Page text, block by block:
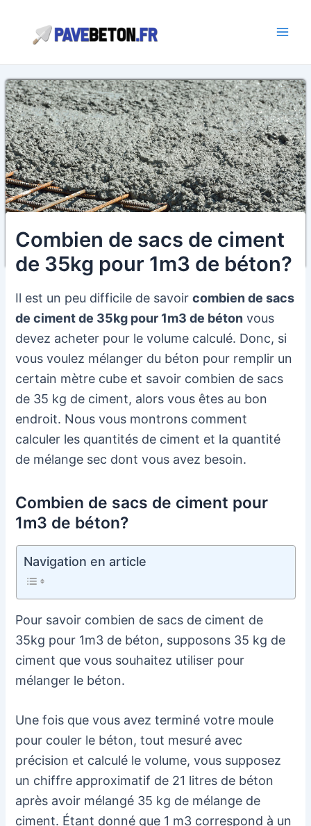
contenu
Combien de sacs de ciment
de 35kg pour 1m3 de béton?
Il est un peu difficile de savoircombien de sacs
de ciment de 35kg pour 1m3 de béton vous
devez acheter pour le volume calculé. Donc, si
vous voulez mélanger du béton pour remplir un
certain mètre cube et savoir combien de sacs
de 35 kg de ciment, alors vous êtes au bon
endroit. Nous vous montrons comment
calculer les quantités de ciment et la quantité
de mélange sec dont vous avez besoin.
Combien de sacs de ciment pour
1m3 de béton?
Navigation en article
Pour savoir combien de sacs de ciment de
35kg pour 1m3 de béton, supposons 35 kg de
ciment que vous souhaitez utiliser pour
mélanger le béton.
Une fois que vous avez terminé votre moule
pour couler le béton, tout mesuré avec
précision et calculé le volume, vous supposez
un chiffre approximatif de 21 litres de béton
après avoir mélangé 35 kg de mélange de
ciment. Étant donné que 1 m3 correspond à un